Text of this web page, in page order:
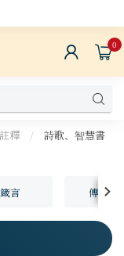
0
釋 / 詩歌、智慧書
箴言 傳道書